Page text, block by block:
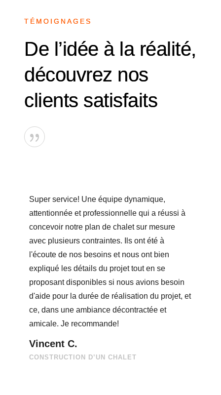
TÉMOIGNAGES
De l’idée à la réalité,
découvrez nos
clients satisfaits
{
Atelier Novako, ils sont des super
collaborateurs et très compétents. Nous
avions besoin d'un plan de maison avec rien
de standard et le travail d'équipe a été très
présent et agréable. Ils étaient à l'écoute de
nos idées et proposaient des solutions plus
qu'intéressantes. Le résultat est très très
satisfaisant et professionnel ! Nous les
Marc & Christiane B.